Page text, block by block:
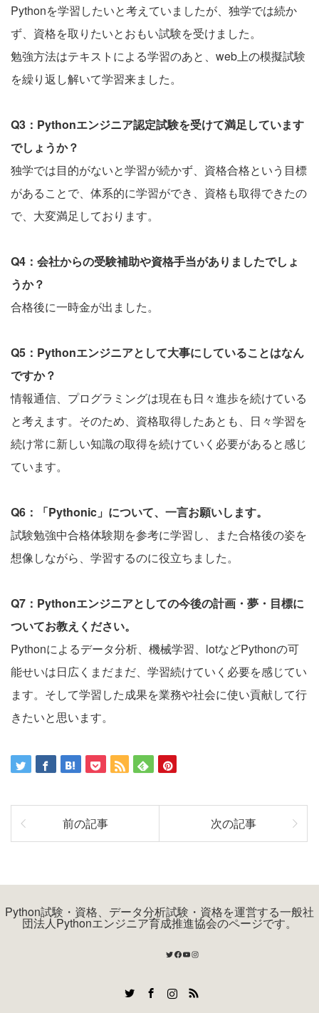
Pythonを学習したいと考えていましたが、独学では続か
ず、資格を取りたいとおもい試験を受けました。
勉強方法はテキストによる学習のあと、web上の模擬試験
を繰り返し解いて学習来ました。
Q3：Pythonエンジニア認定試験を受けて満足しています
でしょうか？
独学では目的がないと学習が続かず、資格合格という目標
があることで、体系的に学習ができ、資格も取得できたの
で、大変満足しております。
Q4：会社からの受験補助や資格手当がありましたでしょ
うか？
合格後に一時金が出ました。
Q5：Pythonエンジニアとして大事にしていることはなん
ですか？
情報通信、プログラミングは現在も日々進歩を続けている
と考えます。そのため、資格取得したあとも、日々学習を
続け常に新しい知識の取得を続けていく必要があると感じ
ています。
Q6：「Pythonic」について、一言お願いします。
試験勉強中合格体験期を参考に学習し、また合格後の姿を
想像しながら、学習するのに役立ちました。
Q7：Pythonエンジニアとしての今後の計画・夢・目標に
ついてお教えください。
Pythonによるデータ分析、機械学習、lotなどPythonの可
能せいは日広くまだまだ、学習続けていく必要を感じてい
ます。そして学習した成果を業務や社会に使い貢献して行
きたいと思います。
前の記事 次の記事
Python試験・資格、データ分析試験・資格を運営する一般社
団法人Pythonエンジニア育成推進協会のページです。
Twitter
Facebook
YouTube
Instagram
RSS